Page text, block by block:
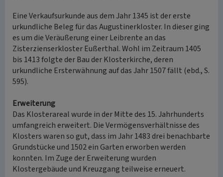
Eine Verkaufsurkunde aus dem Jahr 1345 ist der erste
urkundliche Beleg für das Augustinerkloster. In dieser ging
es um die Veräußerung einer Leibrente an das
Zisterzienserkloster Eußerthal. Wohl im Zeitraum 1405
bis 1413 folgte der Bau der Klosterkirche, deren
urkundliche Ersterwähnung auf das Jahr 1507 fällt (ebd., S.
595).
Erweiterung
Das Klosterareal wurde in der Mitte des 15. Jahrhunderts
umfangreich erweitert. Die Vermögensverhältnisse des
Klosters waren so gut, dass im Jahr 1483 drei benachbarte
Grundstücke und 1502 ein Garten erworben werden
konnten. Im Zuge der Erweiterung wurden
Klostergebäude und Kreuzgang teilweise erneuert.